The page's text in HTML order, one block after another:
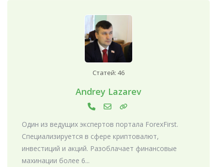
Статей: 46
Andrey Lazarev
Один из ведущих экспертов портала ForexFirst.
Специализируется в сфере криптовалют,
инвестиций и акций. Разоблачает финансовые
махинации более 6...